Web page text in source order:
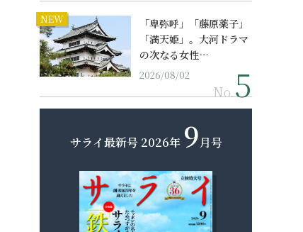
NEW
「卑弥呼」「藤原薬子」
「満天姫」。大河ドラマ
の次なる女性…
2026/08/02
No.
サライ最新号 2026年 9月号